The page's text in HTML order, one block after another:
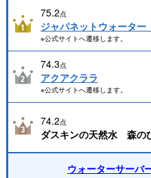
75.2点
ジャパネットウォータ
※公式サイトへ遷移します。
74.3点
アクアクララ
※公式サイトへ遷移します。
74.2点
ダスキンの天然水 森の
ウォーターサーバ